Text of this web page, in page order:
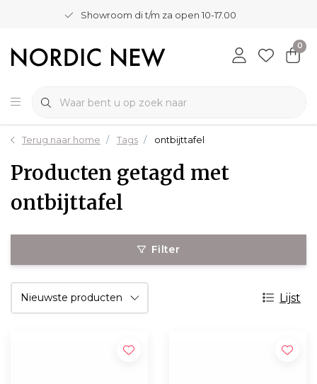
Showroom di t/m za open 10-17.00
0
Terug naar home Tags ontbijttafel
Producten getagd met
ontbijttafel
Filter
Lijst